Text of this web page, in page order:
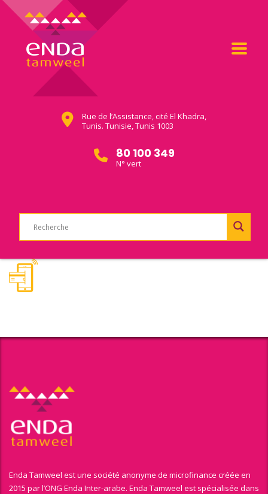
Rue de l’Assistance, cité El Khadra,
Tunis. Tunisie, Tunis 1003
80 100 349
N° vert
Enda Tamweel est une société anonyme de microfinance créée en
2015 par l’ONG Enda Inter-arabe. Enda Tamweel est spécialisée dans